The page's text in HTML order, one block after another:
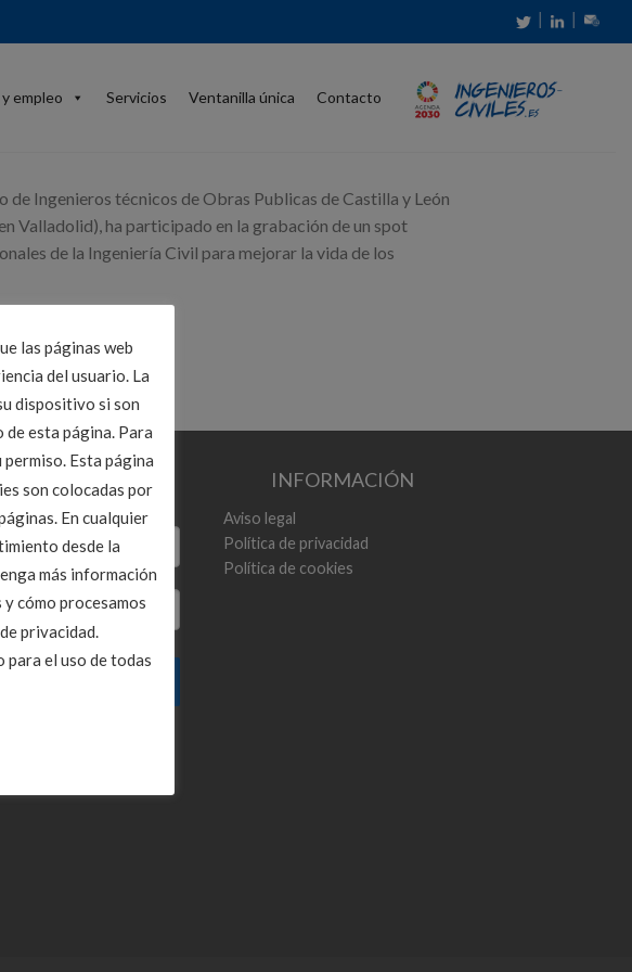
empleo Servicios Ventanilla única Contacto
Ingenieros técnicos de Obras Publicas de Castilla y León
Valladolid), ha participado en la grabación de un spot
de la Ingeniería Civil para mejorar la vida de los
PRIVADA INFORMACIÓN
Aviso legal
Política de privacidad
Política de cookies
las páginas web
del usuario. La
dispositivo si son
esta página. Para
Esta página
son colocadas por
En cualquier
desde la
más información
cómo procesamos
privacidad.
para el uso de todas